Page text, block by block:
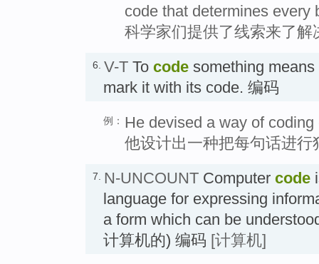
code that determines every
科学家们提供了线索来了
6. V-T To code something
mark it with its code. 编码
例： He devised a way of
他设计出一种把每句话进行
7. N-UNCOUNT Computer code
language for expressing
a form which can be
计算机的) 编码 [计算机]